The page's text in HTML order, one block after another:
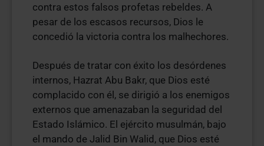
contra estos falsos profetas rebeldes. A
pesar de los escasos recursos, Dios le
concedió la victoria contra los malhechores.
Después de tratar con éxito los desórdenes
internos, Hazrat Abu Bakr, que Dios esté
complacido con él, se dirigió a los enemigos
externos que amenazaban la seguridad del
Estado Islámico. El ejército musulmán, bajo
el mando de Jalid Bin Walid, que Dios esté